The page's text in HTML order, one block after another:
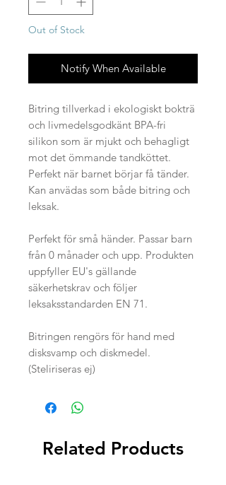
Out of Stock
Notify When Available
Bitring tillverkad i ekologiskt bokträ
och livmedelsgodkänt BPA-fri
silikon som är mjukt och behagligt
mot det ömmande tandköttet.
Perfekt när barnet börjar få tänder.
Kan anvädas som både bitring och
leksak.
Perfekt för små händer. Passar barn
från 0 månader och upp. Produkten
uppfyller EU's gällande
säkerhetskrav och följer
leksaksstandarden EN 71.
Bitringen rengörs för hand med
disksvamp och diskmedel.
(Steliriseras ej)
Related Products